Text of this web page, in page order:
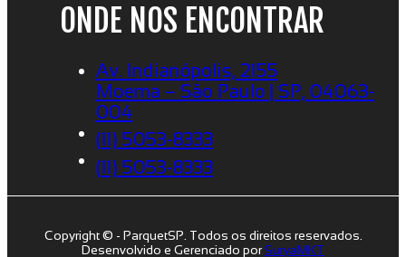
ONDE NOS ENCONTRAR
Av. Indianópolis, 2155
Moema – São Paulo | SP, 04063-
004
(11) 5053-8333
(11) 5053-8333
Copyright © - ParquetSP. Todos os direitos reservados.
Desenvolvido e Gerenciado porSuryaMKT